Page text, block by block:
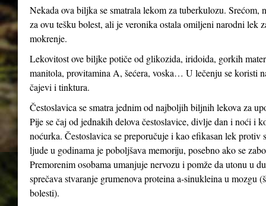
Nekada ova biljka se smatrala lekom za tuberkulozu.
za ovu tešku bolest, ali je veronika ostala omiljeni narodni lek
mokrenje.
Lekovitost ove biljke potiče od glikozida, iridoida, gorkih
manitola, provitamina A, šećera, voska… U lečenju se koristi
čajevi i tinktura.
Čestoslavica se smatra jednim od najboljih biljnih lekova za
Pije se čaj od jednakih delova čestoslavice, divlje dan i noći i
noćurka. Čestoslavica se preporučuje i kao efikasan lek
ljude u godinama je poboljšava memoriju, posebno ako se
Premorenim osobama umanjuje nervozu i pomže da utonu u
sprečava stvaranje grumenova proteina a-sinukleina u mozgu
bolesti).